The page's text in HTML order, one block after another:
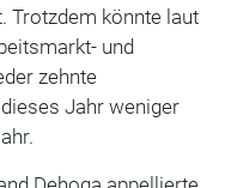
Trotzdem könnte laut
und
zehnte
Jahr weniger